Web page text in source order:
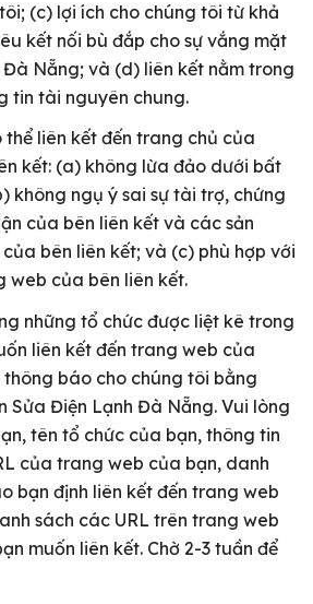
(c) lợi ích cho chúng tôi từ khả
kết nối bù đắp cho sự vắng mặt
Nẵng; và (d) liên kết nằm trong
tin tài nguyên chung.
liên kết đến trang chủ của
kết: (a) không lừa đảo dưới bất
không ngụ ý sai sự tài trợ, chứng
của bên liên kết và các sản
bên liên kết; và (c) phù hợp với
web của bên liên kết.
những tổ chức được liệt kê trong
liên kết đến trang web của
báo cho chúng tôi bằng
Sửa Điện Lạnh Đà Nẵng. Vui lòng
tên tổ chức của bạn, thông tin
của trang web của bạn, danh
bạn định liên kết đến trang web
sách các URL trên trang web
muốn liên kết. Chờ 2-3 tuần để